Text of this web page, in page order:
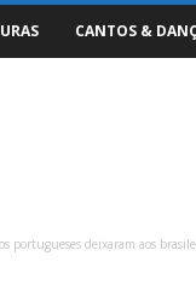
CANTOS &
portugueses deixaram aos